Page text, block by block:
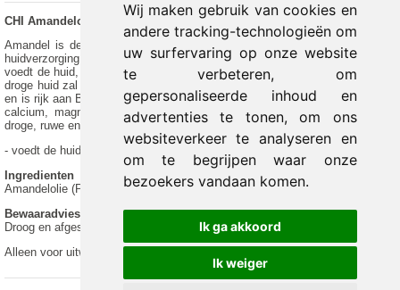
Wij maken gebruik van cookies en
andere tracking-technologieën om
uw surfervaring op onze website
te verbeteren, om
gepersonaliseerde inhoud en
advertenties te tonen, om ons
websiteverkeer te analyseren en
om te begrijpen waar onze
bezoekers vandaan komen.
Ik ga akkoord
Ik weiger
CHI Amandelolie
Amandel is de meest gevraagde en gebruikte vette olie voor massage en
huidverzorging. Een bijna reukloze olie met goede huideigenschappen: het
voedt de huid, beschermt de huid en houdt de huid soepel en elastisch. Een
droge huid zal minder schilferen. Zoete amandelolie bevat vooral oleïnezuur
en is rijk aan B-vitamines en wat vitamine E. Verder bevat het mineralen als
calcium, magnesium, kalium en fosfor. Amandel olie is geschikt voor de
droge, ruwe en gevoelige huid.
- voedt de huid, beschermt de huid en houdt de huid soepel en elastisch
Ingredienten
Amandelolie (Prunus amygdalus var. dulcis) oil
Bewaaradvies
Droog en afgesloten bewaren, buiten bereik van kinderen.
Alleen voor uitwendig gebruik.